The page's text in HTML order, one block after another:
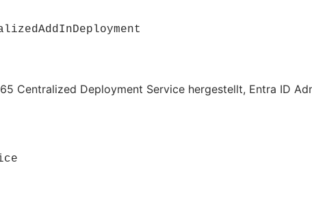
Centralized Deployment Service hergestellt, Entra ID